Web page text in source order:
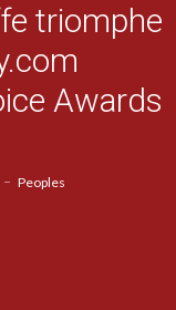
triomphe
Awards
Peoples